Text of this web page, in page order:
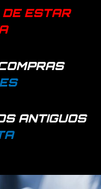
ESTAR
ANTIGUOS